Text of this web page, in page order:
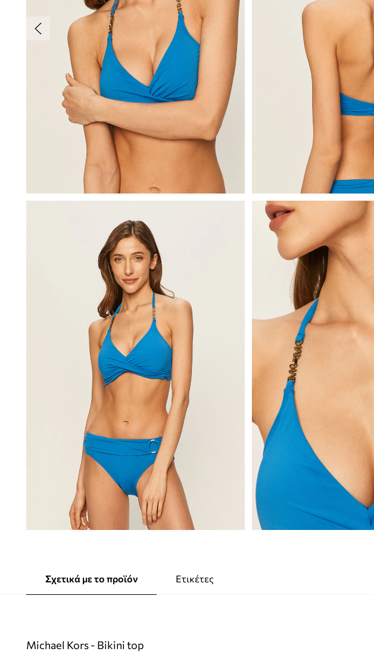
Σχετικά με το προϊόν Ετικέτες
Michael Kors - Bikini top